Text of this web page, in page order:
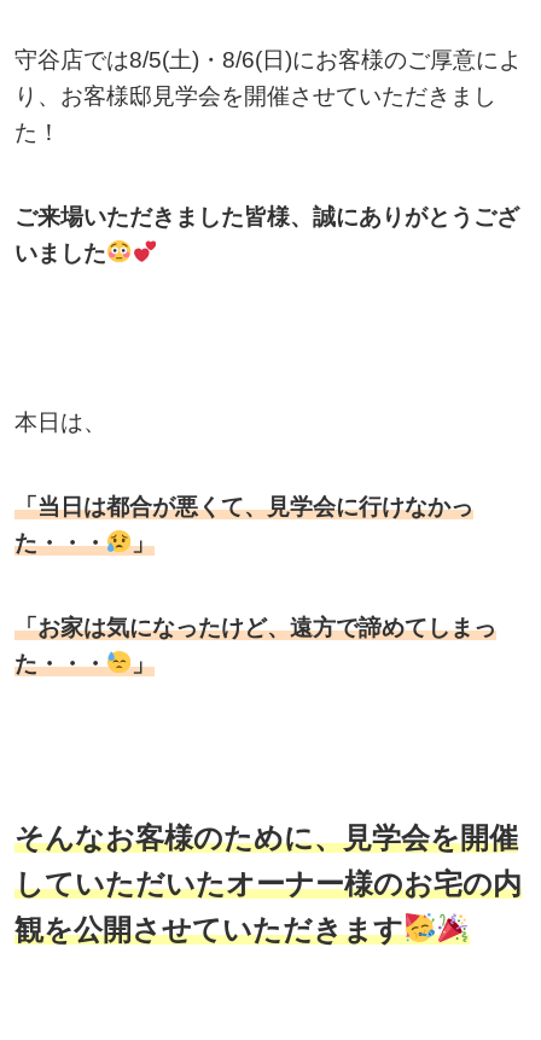
守谷店では8/5(土)・8/6(日)にお客様のご厚意によ
り、お客様邸見学会を開催させていただきまし
た！
ご来場いただきました皆様、誠にありがとうござ
いました
本日は、
「当日は都合が悪くて、見学会に行けなかっ
た・・・
」
「お家は気になったけど、遠方で諦めてしまっ
た・・・
」
そんなお客様のために、見学会を開催
していただいたオーナー様のお宅の内
観を公開させていただきます